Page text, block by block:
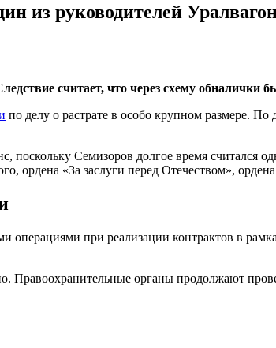
из руководителей
считает, что через схему обналички
по делу о растрате в особо крупном размере.
Семизоров долгое время считался
ордена «За заслуги перед Отечеством»,
при реализации контрактов в
Правоохранительные органы продолжают